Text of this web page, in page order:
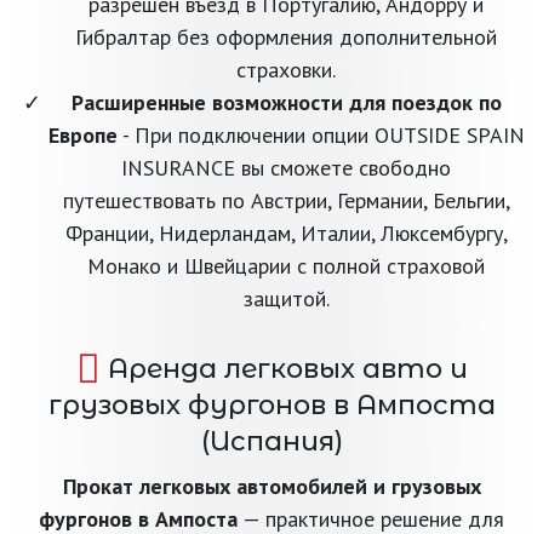
Гибралтар без оформления дополнительной
страховки.
Расширенные возможности для поездок по
Европе - При подключении опции OUTSIDE SPAIN
INSURANCE вы сможете свободно
путешествовать по Австрии, Германии, Бельгии,
Франции, Нидерландам, Италии, Люксембургу,
Монако и Швейцарии с полной страховой
защитой.
Аренда легковых авто и
грузовых фургонов в Ампоста
(Испания)
Прокат легковых автомобилей и грузовых
фургонов в Ампоста — практичное решение для